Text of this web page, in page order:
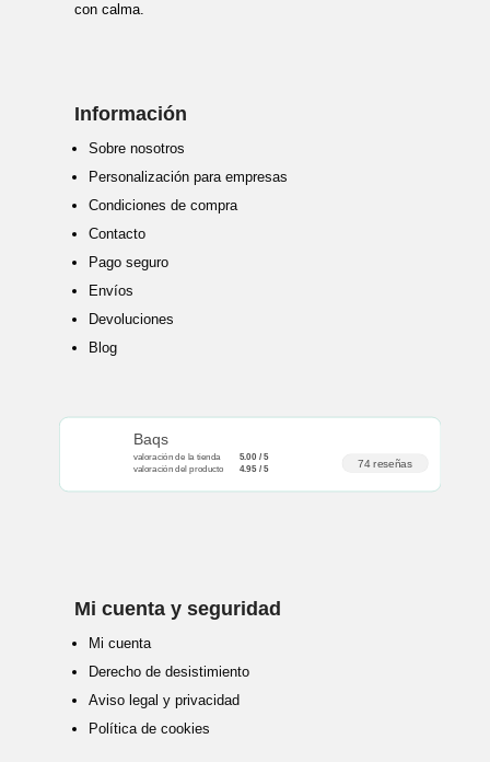
con calma.
Información
Sobre nosotros
Personalización para empresas
Condiciones de compra
Contacto
Pago seguro
Envíos
Devoluciones
Blog
Baqs
valoración de la tienda 5.00 / 5
valoración del producto 4.95 / 5 74 reseñas
Mi cuenta y seguridad
Mi cuenta
Derecho de desistimiento
Aviso legal y privacidad
Política de cookies